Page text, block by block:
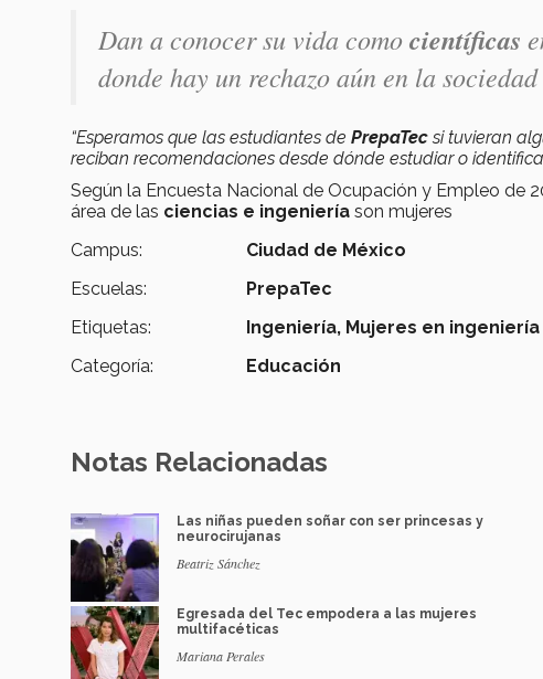
Dan a conocer su vida comocientíficas
donde hay un rechazo aún en la sociedad
“Esperamos que las estudiantes de PrepaTecsi tuvieran
reciban recomendaciones desde dónde estudiar o
Según la Encuesta Nacional de Ocupación y Empleo de
área de las ciencias e ingeniería son mujeres
Campus:
Ciudad de México
Escuelas:
PrepaTec
Etiquetas:
Ingeniería, Mujeres en ingeniería
Categoría:
Educación
Notas Relacionadas
Las niñas pueden soñar con ser princesas y
neurocirujanas
Beatriz Sánchez
Egresada del Tec empodera a las mujeres
multifacéticas
Mariana Perales